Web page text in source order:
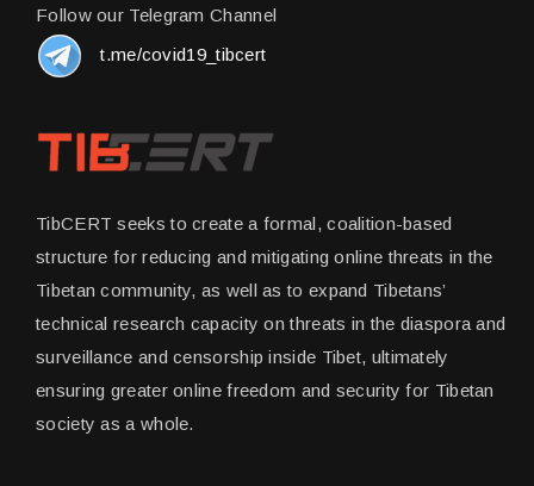
Follow our Telegram Channel
t.me/covid19_tibcert
TibCERT seeks to create a formal, coalition-based
structure for reducing and mitigating online threats in the
Tibetan community, as well as to expand Tibetans’
technical research capacity on threats in the diaspora and
surveillance and censorship inside Tibet, ultimately
ensuring greater online freedom and security for Tibetan
society as a whole.